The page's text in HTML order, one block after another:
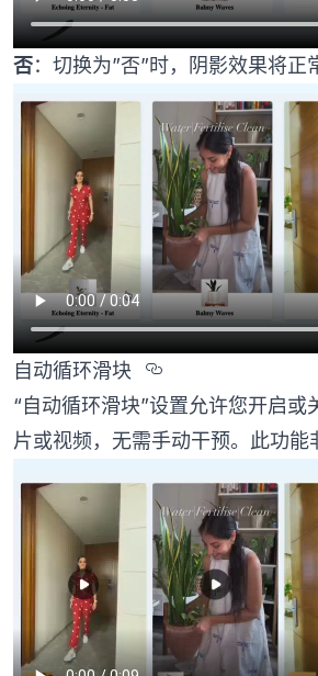
否：切换为”否”时，阴影效果将正
自动循环滑块
Section titled
“自动循环滑块”设置允许您开启
片或视频，无需手动干预。此功能